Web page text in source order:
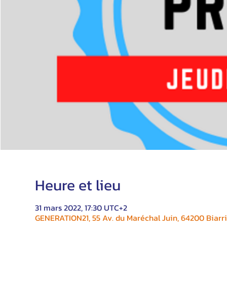
Heure et lieu
31 mars 2022, 17:30 UTC+2
GENERATION21, 55 Av. du Maréchal Juin, 64200